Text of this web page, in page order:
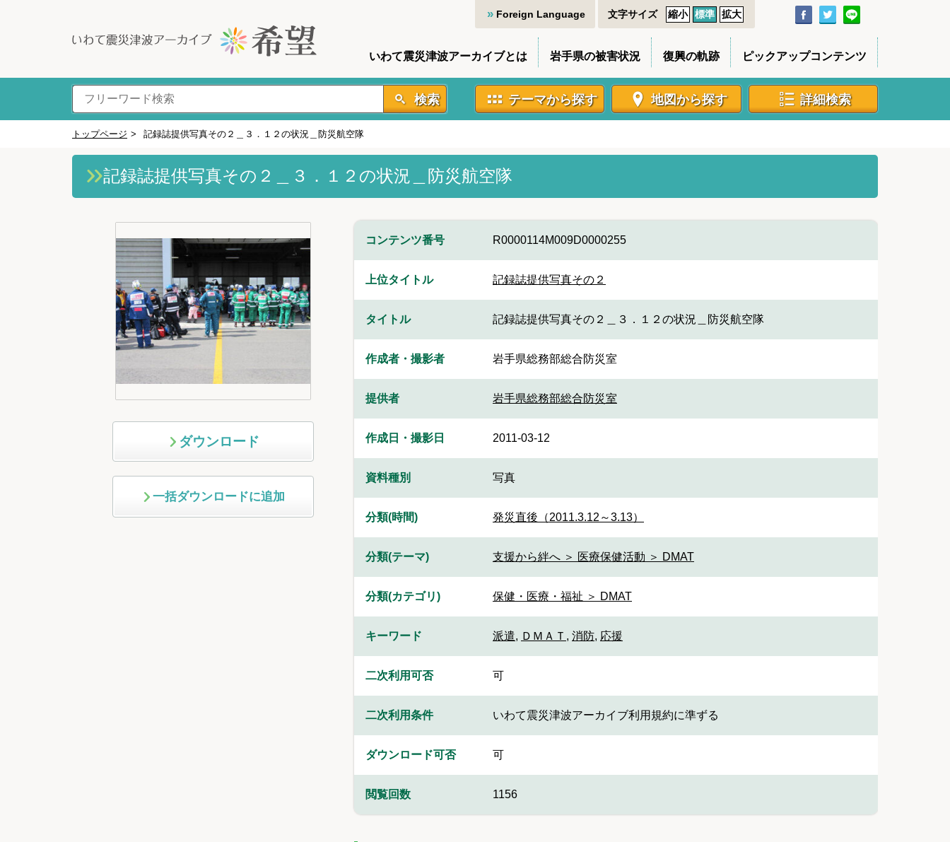
Foreign Language 文字サイズ 縮小 標準 拡大
いわて震災津波アーカイブとは 岩手県の被害状況 復興の軌跡 ピックアップコンテンツ
検索 テーマから探す 地図から探す 詳細検索
トップページ > 記録誌提供写真その２＿３．１２の状況＿防災航空隊
記録誌提供写真その２＿３．１２の状況＿防災航空隊
ダウンロード
一括ダウンロードに追加
コンテンツ番号 R0000114M009D0000255
上位タイトル 記録誌提供写真その２
タイトル 記録誌提供写真その２＿３．１２の状況＿防災航空隊
作成者・撮影者 岩手県総務部総合防災室
提供者 岩手県総務部総合防災室
作成日・撮影日 2011-03-12
資料種別 写真
分類(時間) 発災直後（2011.3.12～3.13）
分類(テーマ) 支援から絆へ ＞ 医療保健活動 ＞ DMAT
分類(カテゴリ) 保健・医療・福祉 ＞ DMAT
キーワード 派遣, ＤＭＡＴ , 消防, 応援
二次利用可否 可
二次利用条件 いわて震災津波アーカイブ利用規約に準ずる
ダウンロード可否 可
閲覧回数 1156